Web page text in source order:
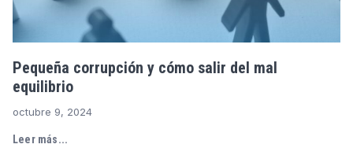
Pequeña corrupción y cómo salir del mal
equilibrio
octubre 9, 2024
Leer más...